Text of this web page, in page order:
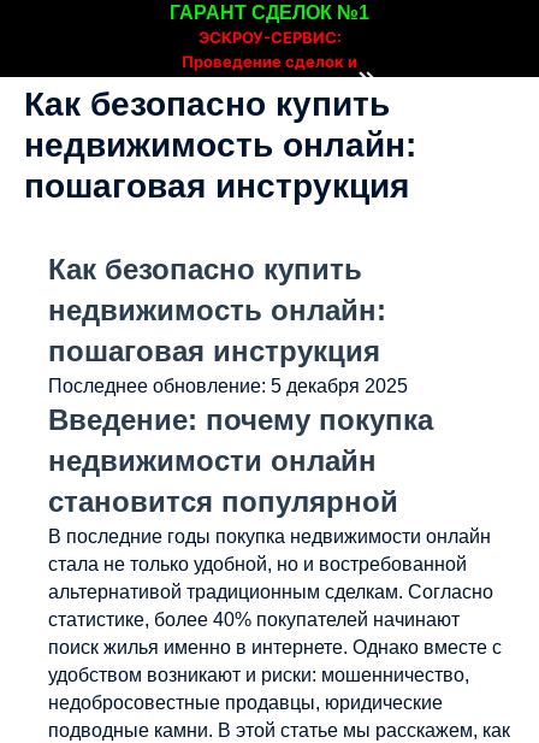
ЭСКРОУ-СЕРВИС:
Проведение сделок и
ГАРАНТ СДЕЛОК №1
Как безопасно купить
недвижимость онлайн:
пошаговая инструкция
Как безопасно купить
недвижимость онлайн:
пошаговая инструкция
Последнее обновление: 5 декабря 2025
Введение: почему покупка
недвижимости онлайн
становится популярной
В последние годы покупка недвижимости онлайн
стала не только удобной, но и востребованной
альтернативой традиционным сделкам. Согласно
статистике, более 40% покупателей начинают
поиск жилья именно в интернете. Однако вместе с
удобством возникают и риски: мошенничество,
недобросовестные продавцы, юридические
подводные камни. В этой статье мы расскажем, как